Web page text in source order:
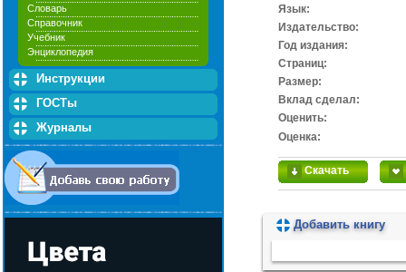
Словарь
Справочник
Учебник
Энциклопедия
Инструкции
ГОСТы
Журналы
Язык:
Издательство:
Год издания:
Cтраниц:
Размер:
Вклад сделал:
Оценить:
Оценка:
Скачать
Добавить книгу